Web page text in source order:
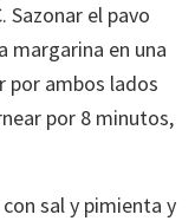
Sazonar el pavo
margarina en una
por ambos lados
por 8 minutos,
sal y pimienta y